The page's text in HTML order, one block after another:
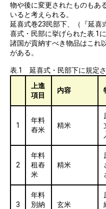
物や後に変更されたものもあ
いると考えられる。
延喜式巻23民部下、（『延喜
喜式・民部に挙げられた表.1
諸国が貢納すべき物品はこれ
がある。
表.1 延喜式・民部下に規定
上進
項目
内容
1
年料
舂米
精米
2
年料
租舂
米
精米
3
年料
別納
玄米